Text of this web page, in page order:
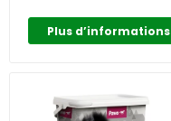
Plus d’informations